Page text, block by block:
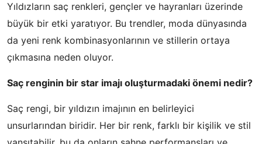
Yıldızların saç renkleri, gençler ve hayranları üzerinde
büyük bir etki yaratıyor. Bu trendler, moda dünyasında
da yeni renk kombinasyonlarının ve stillerin ortaya
çıkmasına neden oluyor.
Saç renginin bir star imajı oluşturmadaki önemi nedir?
Saç rengi, bir yıldızın imajının en belirleyici
unsurlarından biridir. Her bir renk, farklı bir kişilik ve stil